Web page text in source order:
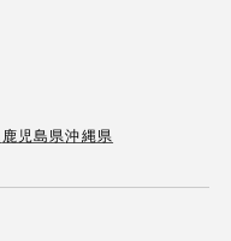
鹿児島県沖縄県